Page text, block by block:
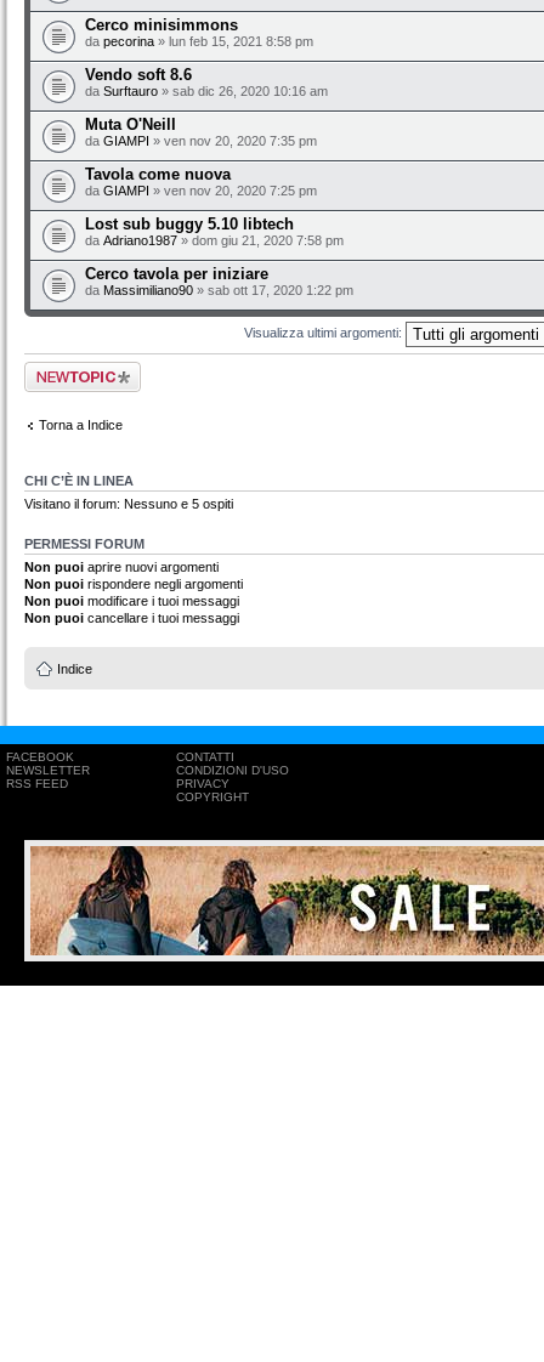
Cerco minisimmons
da pecorina » lun feb 15, 2021 8:58 pm
Vendo soft 8.6
da Surftauro » sab dic 26, 2020 10:16 am
Muta O'Neill
da GIAMPI » ven nov 20, 2020 7:35 pm
Tavola come nuova
da GIAMPI » ven nov 20, 2020 7:25 pm
Lost sub buggy 5.10 libtech
da Adriano1987 » dom giu 21, 2020 7:58 pm
Cerco tavola per iniziare
da Massimiliano90 » sab ott 17, 2020 1:22 pm
Visualizza ultimi argomenti:
Scrivi un nuovo
argomento
Torna a Indice
CHI C’È IN LINEA
Visitano il forum: Nessuno e 5 ospiti
PERMESSI FORUM
Non puoi aprire nuovi argomenti
Non puoi rispondere negli argomenti
Non puoi modificare i tuoi messaggi
Non puoi cancellare i tuoi messaggi
Indice
FACEBOOK
NEWSLETTER
RSS FEED
CONTATTI
CONDIZIONI D'USO
PRIVACY
COPYRIGHT